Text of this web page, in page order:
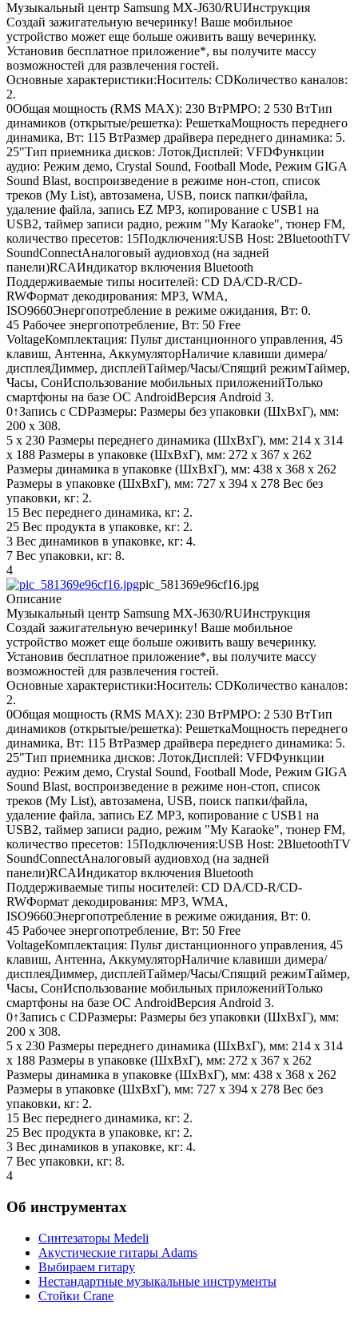
Музыкальный центр Samsung MX-J630/RUИнструкция
Создай зажигательную вечеринку! Ваше мобильное
устройство может еще больше оживить вашу вечеринку.
Установив бесплатное приложение*, вы получите массу
возможностей для развлечения гостей.
Основные характеристики:Носитель: CDКоличество каналов:
2.
0Общая мощность (RMS MAX): 230 ВтPMPO: 2 530 ВтТип
динамиков (открытые/решетка): РешеткаМощность переднего
динамика, Вт: 115 ВтРазмер драйвера переднего динамика: 5.
25"Тип приемника дисков: ЛотокДисплей: VFDФункции
аудио: Режим демо, Crystal Sound, Football Mode, Режим GIGA
Sound Blast, воспроизведение в режиме нон-стоп, список
треков (My List), автозамена, USB, поиск папки/файла,
удаление файла, запись EZ MP3, копирование с USB1 на
USB2, таймер записи радио, режим "My Karaoke", тюнер FM,
количество пресетов: 15Подключения:USB Host: 2BluetoothTV
SoundConnectАналоговый аудиовход (на задней
панели)RCAИндикатор включения Bluetooth
Поддерживаемые типы носителей: CD DA/CD-R/CD-
RWФормат декодирования: MP3, WMA,
ISO9660Энергопотребление в режиме ожидания, Вт: 0.
45 Рабочее энергопотребление, Вт: 50 Free
VoltageКомплектация: Пульт дистанционного управления, 45
клавиш, Антенна, АккумуляторНаличие клавиши димера/
дисплеяДиммер, дисплейТаймер/Часы/Спящий режимТаймер,
Часы, СонИспользование мобильных приложенийТолько
смартфоны на базе ОС AndroidВерсия Android 3.
0↑Запись с CDРазмеры: Размеры без упаковки (ШxВxГ), мм:
200 x 308.
5 x 230 Размеры переднего динамика (ШxВxГ), мм: 214 x 314
x 188 Размеры в упаковке (ШxВxГ), мм: 272 x 367 x 262
Размеры динамика в упаковке (ШxВxГ), мм: 438 x 368 x 262
Размеры в упаковке (ШxВxГ), мм: 727 x 394 x 278 Вес без
упаковки, кг: 2.
15 Вес переднего динамика, кг: 2.
25 Вес продукта в упаковке, кг: 2.
3 Вес динамиков в упаковке, кг: 4.
7 Вес упаковки, кг: 8.
4
pic_581369e96cf16.jpg
Описание
Музыкальный центр Samsung MX-J630/RUИнструкция
Создай зажигательную вечеринку! Ваше мобильное
устройство может еще больше оживить вашу вечеринку.
Установив бесплатное приложение*, вы получите массу
возможностей для развлечения гостей.
Основные характеристики:Носитель: CDКоличество каналов:
2.
0Общая мощность (RMS MAX): 230 ВтPMPO: 2 530 ВтТип
динамиков (открытые/решетка): РешеткаМощность переднего
динамика, Вт: 115 ВтРазмер драйвера переднего динамика: 5.
25"Тип приемника дисков: ЛотокДисплей: VFDФункции
аудио: Режим демо, Crystal Sound, Football Mode, Режим GIGA
Sound Blast, воспроизведение в режиме нон-стоп, список
треков (My List), автозамена, USB, поиск папки/файла,
удаление файла, запись EZ MP3, копирование с USB1 на
USB2, таймер записи радио, режим "My Karaoke", тюнер FM,
количество пресетов: 15Подключения:USB Host: 2BluetoothTV
SoundConnectАналоговый аудиовход (на задней
панели)RCAИндикатор включения Bluetooth
Поддерживаемые типы носителей: CD DA/CD-R/CD-
RWФормат декодирования: MP3, WMA,
ISO9660Энергопотребление в режиме ожидания, Вт: 0.
45 Рабочее энергопотребление, Вт: 50 Free
VoltageКомплектация: Пульт дистанционного управления, 45
клавиш, Антенна, АккумуляторНаличие клавиши димера/
дисплеяДиммер, дисплейТаймер/Часы/Спящий режимТаймер,
Часы, СонИспользование мобильных приложенийТолько
смартфоны на базе ОС AndroidВерсия Android 3.
0↑Запись с CDРазмеры: Размеры без упаковки (ШxВxГ), мм:
200 x 308.
5 x 230 Размеры переднего динамика (ШxВxГ), мм: 214 x 314
x 188 Размеры в упаковке (ШxВxГ), мм: 272 x 367 x 262
Размеры динамика в упаковке (ШxВxГ), мм: 438 x 368 x 262
Размеры в упаковке (ШxВxГ), мм: 727 x 394 x 278 Вес без
упаковки, кг: 2.
15 Вес переднего динамика, кг: 2.
25 Вес продукта в упаковке, кг: 2.
3 Вес динамиков в упаковке, кг: 4.
7 Вес упаковки, кг: 8.
4
Об инструментах
Синтезаторы Мedeli
Акустические гитары Adams
Выбираем гитару
Нестандартные музыкальные инструменты
Стойки Crane